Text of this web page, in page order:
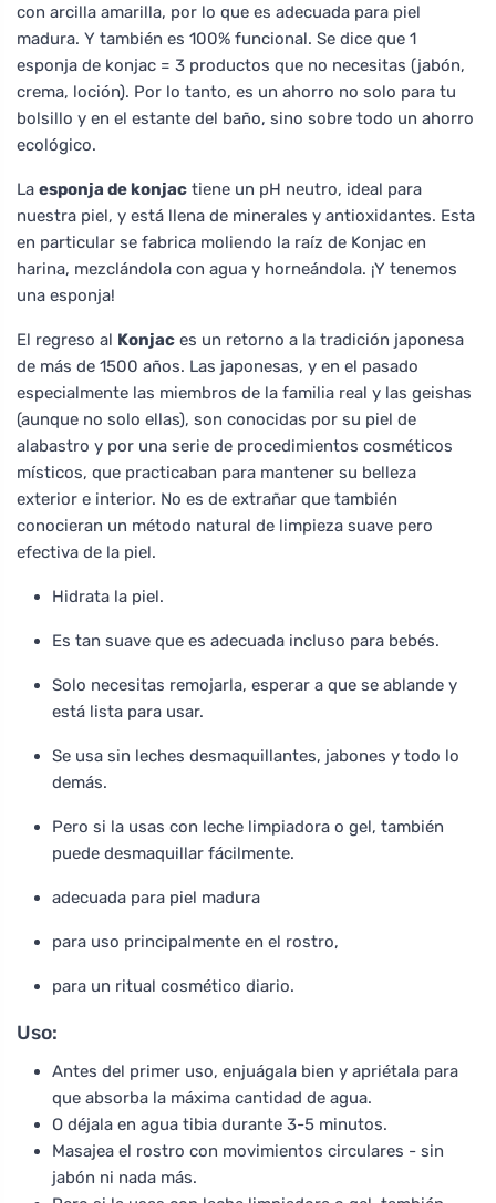
con arcilla amarilla, por lo que es adecuada para piel
madura. Y también es 100% funcional. Se dice que 1
esponja de konjac = 3 productos que no necesitas (jabón,
crema, loción). Por lo tanto, es un ahorro no solo para tu
bolsillo y en el estante del baño, sino sobre todo un ahorro
ecológico.
La esponja de konjac tiene un pH neutro, ideal para
nuestra piel, y está llena de minerales y antioxidantes. Esta
en particular se fabrica moliendo la raíz de Konjac en
harina, mezclándola con agua y horneándola. ¡Y tenemos
una esponja!
El regreso al Konjac es un retorno a la tradición japonesa
de más de 1500 años. Las japonesas, y en el pasado
especialmente las miembros de la familia real y las geishas
(aunque no solo ellas), son conocidas por su piel de
alabastro y por una serie de procedimientos cosméticos
místicos, que practicaban para mantener su belleza
exterior e interior. No es de extrañar que también
conocieran un método natural de limpieza suave pero
efectiva de la piel.
Hidrata la piel.
Es tan suave que es adecuada incluso para bebés.
Solo necesitas remojarla, esperar a que se ablande y
está lista para usar.
Se usa sin leches desmaquillantes, jabones y todo lo
demás.
Pero si la usas con leche limpiadora o gel, también
puede desmaquillar fácilmente.
adecuada para piel madura
para uso principalmente en el rostro,
para un ritual cosmético diario.
Uso:
Antes del primer uso, enjuágala bien y apriétala para
que absorba la máxima cantidad de agua.
O déjala en agua tibia durante 3-5 minutos.
Masajea el rostro con movimientos circulares - sin
jabón ni nada más.